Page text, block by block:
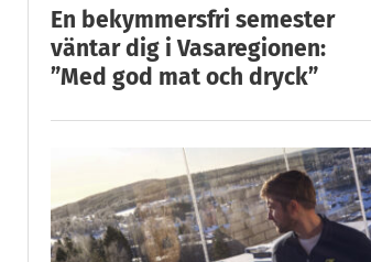
En bekymmersfri semester
väntar dig i Vasaregionen:
”Med god mat och dryck”